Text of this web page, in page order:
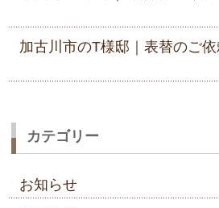
加古川市のT様邸｜表替のご
カテゴリー
お知らせ